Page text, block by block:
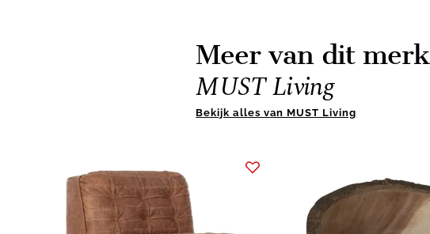
Meer van dit merk
MUST Living
Bekijk alles van MUST Living